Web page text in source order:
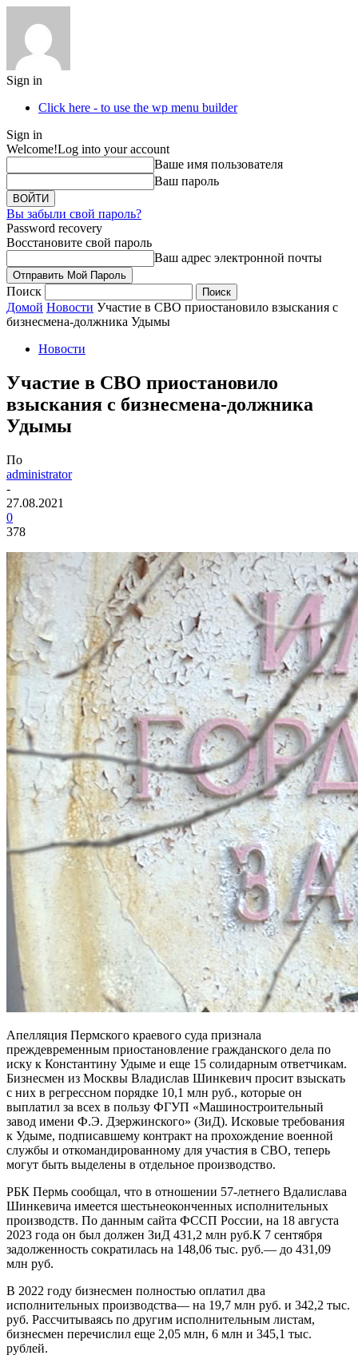
Sign in
Click here - to use the wp menu builder
Sign in
Welcome!Log into your account
Ваше имя пользователя
Ваш пароль
Вы забыли свой пароль?
Password recovery
Восстановите свой пароль
Ваш адрес электронной почты
Поиск
Домой Новости Участие в СВО приостановило взыскания с
бизнесмена-должника Удымы
Новости
Участие в СВО приостановило
взыскания с бизнесмена-должника
Удымы
По
administrator
-
27.08.2021
0
378
Апелляция Пермского краевого суда признала
преждевременным приостановление гражданского дела по
иску к Константину Удыме и еще 15 солидарным ответчикам.
Бизнесмен из Москвы Владислав Шинкевич просит взыскать
с них в регрессном порядке 10,1 млн руб., которые он
выплатил за всех в пользу ФГУП «Машиностроительный
завод имени Ф.Э. Дзержинского» (ЗиД). Исковые требования
к Удыме, подписавшему контракт на прохождение военной
службы и откомандированному для участия в СВО, теперь
могут быть выделены в отдельное производство.
РБК Пермь сообщал, что в отношении 57-летнего Вдалислава
Шинкевича имеется шестьнеоконченных исполнительных
производств. По данным сайта ФССП России, на 18 августа
2023 года он был должен ЗиД 431,2 млн руб.К 7 сентября
задолженность сократилась на 148,06 тыс. руб.— до 431,09
млн руб.
В 2022 году бизнесмен полностью оплатил два
исполнительных производства— на 19,7 млн руб. и 342,2 тыс.
руб. Рассчитываясь по другим исполнительным листам,
бизнесмен перечислил еще 2,05 млн, 6 млн и 345,1 тыс.
рублей.